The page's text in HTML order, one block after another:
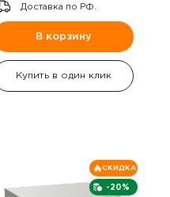
Доставка по РФ.
В корзину
Купить в один клик
-20%
СКИДКА